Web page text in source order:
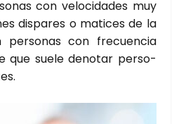
con velo­ci­da­des muy
dis­pa­res o mati­ces de la
per­so­nas con fre­cuen­cia
que sue­le deno­tar per­so­